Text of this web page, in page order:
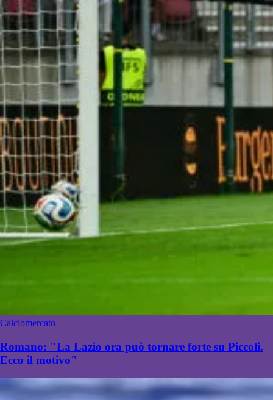
Calciomercato
Romano: "La Lazio ora può tornare forte su Piccoli.
Ecco il motivo"